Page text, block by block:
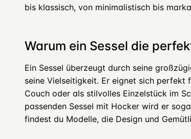
bis klassisch, von minimalistisch bis
Warum ein Sessel die
Ein Sessel überzeugt durch seine
seine Vielseitigkeit. Er eignet sich perfekt
Couch oder als stilvolles Einzelstück im
passenden Sessel mit Hocker wird er
findest du Modelle, die Design und